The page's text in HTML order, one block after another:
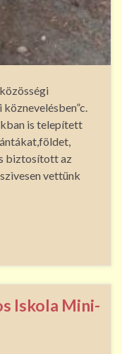
is telepített
biztosított az
vettünk
Iskola Mini-